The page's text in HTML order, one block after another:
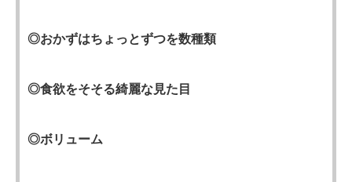
◎おかずはちょっとずつを数種類
◎食欲をそそる綺麗な見た目
◎ボリューム